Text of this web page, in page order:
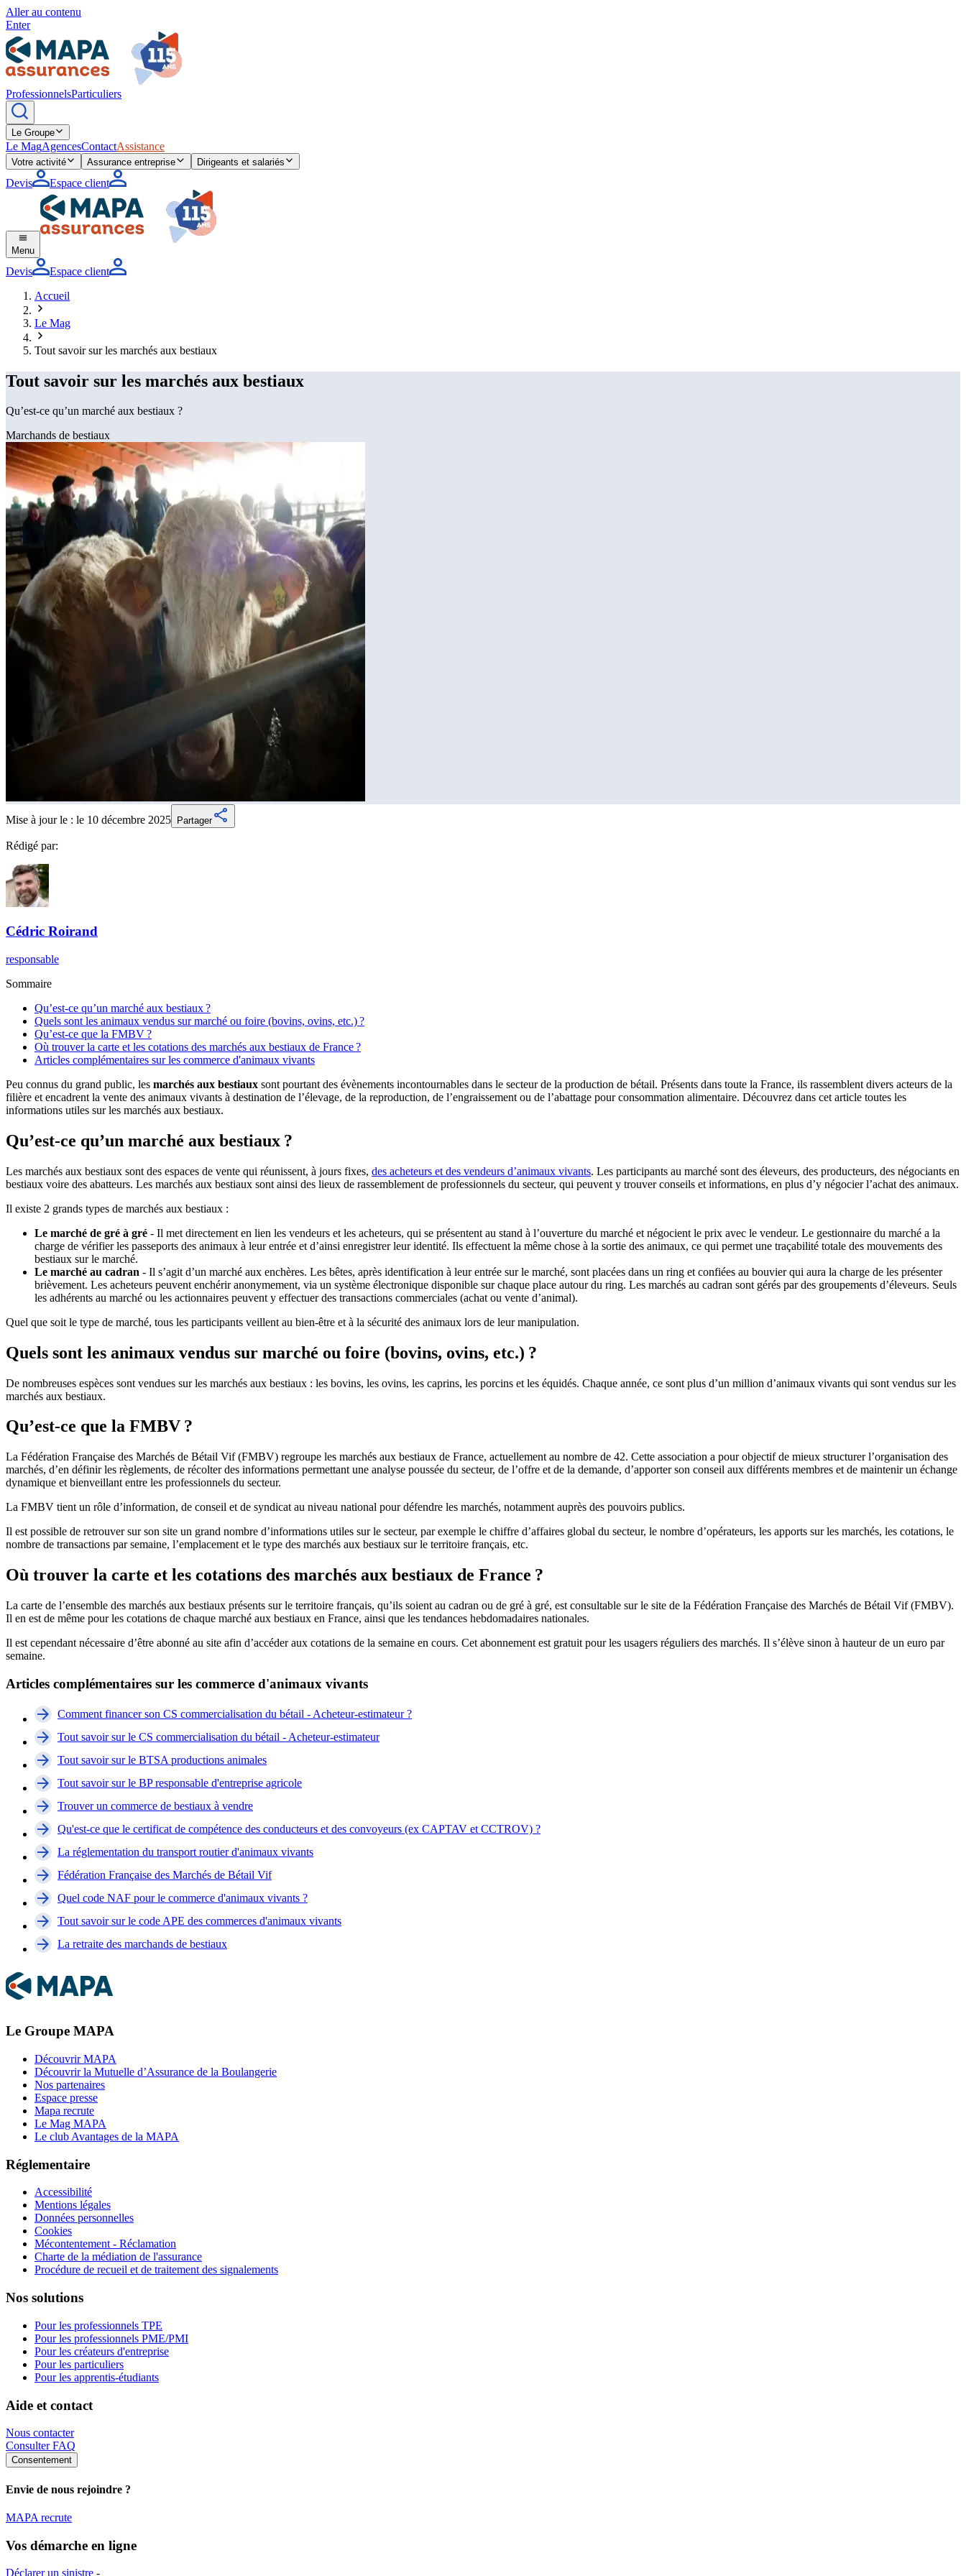
Aller au contenu
Enter
ProfessionnelsParticuliers
Le Groupe
Le MagAgencesContactAssistance
Votre activité Assurance entreprise Dirigeants et salariés
Devis Espace client
Menu
Devis
Espace client
Accueil
Le Mag
Tout savoir sur les marchés aux bestiaux
Tout savoir sur les marchés aux bestiaux
Qu’est-ce qu’un marché aux bestiaux ?
Marchands de bestiaux
Mise à jour le : le 10 décembre 2025 Partager
Rédigé par:
Cédric Roirand
responsable
Sommaire
Qu’est-ce qu’un marché aux bestiaux ?
Quels sont les animaux vendus sur marché ou foire (bovins, ovins, etc.) ?
Qu’est-ce que la FMBV ?
Où trouver la carte et les cotations des marchés aux bestiaux de France ?
Articles complémentaires sur les commerce d'animaux vivants
Peu connus du grand public, les marchés aux bestiaux sont pourtant des évènements incontournables dans le secteur de la production de bétail. Présents dans toute la France, ils rassemblent divers acteurs de la
filière et encadrent la vente des animaux vivants à destination de l’élevage, de la reproduction, de l’engraissement ou de l’abattage pour consommation alimentaire. Découvrez dans cet article toutes les
informations utiles sur les marchés aux bestiaux.
Qu’est-ce qu’un marché aux bestiaux ?
Les marchés aux bestiaux sont des espaces de vente qui réunissent, à jours fixes, des acheteurs et des vendeurs d’animaux vivants. Les participants au marché sont des éleveurs, des producteurs, des négociants en
bestiaux voire des abatteurs. Les marchés aux bestiaux sont ainsi des lieux de rassemblement de professionnels du secteur, qui peuvent y trouver conseils et informations, en plus d’y négocier l’achat des animaux.
Il existe 2 grands types de marchés aux bestiaux :
Le marché de gré à gré - Il met directement en lien les vendeurs et les acheteurs, qui se présentent au stand à l’ouverture du marché et négocient le prix avec le vendeur. Le gestionnaire du marché a la
charge de vérifier les passeports des animaux à leur entrée et d’ainsi enregistrer leur identité. Ils effectuent la même chose à la sortie des animaux, ce qui permet une traçabilité totale des mouvements des
bestiaux sur le marché.
Le marché au cadran - Il s’agit d’un marché aux enchères. Les bêtes, après identification à leur entrée sur le marché, sont placées dans un ring et confiées au bouvier qui aura la charge de les présenter
brièvement. Les acheteurs peuvent enchérir anonymement, via un système électronique disponible sur chaque place autour du ring. Les marchés au cadran sont gérés par des groupements d’éleveurs. Seuls
les adhérents au marché ou les actionnaires peuvent y effectuer des transactions commerciales (achat ou vente d’animal).
Quel que soit le type de marché, tous les participants veillent au bien-être et à la sécurité des animaux lors de leur manipulation.
Quels sont les animaux vendus sur marché ou foire (bovins, ovins, etc.) ?
De nombreuses espèces sont vendues sur les marchés aux bestiaux : les bovins, les ovins, les caprins, les porcins et les équidés. Chaque année, ce sont plus d’un million d’animaux vivants qui sont vendus sur les
marchés aux bestiaux.
Qu’est-ce que la FMBV ?
La Fédération Française des Marchés de Bétail Vif (FMBV) regroupe les marchés aux bestiaux de France, actuellement au nombre de 42. Cette association a pour objectif de mieux structurer l’organisation des
marchés, d’en définir les règlements, de récolter des informations permettant une analyse poussée du secteur, de l’offre et de la demande, d’apporter son conseil aux différents membres et de maintenir un échange
dynamique et bienveillant entre les professionnels du secteur.
La FMBV tient un rôle d’information, de conseil et de syndicat au niveau national pour défendre les marchés, notamment auprès des pouvoirs publics.
Il est possible de retrouver sur son site un grand nombre d’informations utiles sur le secteur, par exemple le chiffre d’affaires global du secteur, le nombre d’opérateurs, les apports sur les marchés, les cotations, le
nombre de transactions par semaine, l’emplacement et le type des marchés aux bestiaux sur le territoire français, etc.
Où trouver la carte et les cotations des marchés aux bestiaux de France ?
La carte de l’ensemble des marchés aux bestiaux présents sur le territoire français, qu’ils soient au cadran ou de gré à gré, est consultable sur le site de la Fédération Française des Marchés de Bétail Vif (FMBV).
Il en est de même pour les cotations de chaque marché aux bestiaux en France, ainsi que les tendances hebdomadaires nationales.
Il est cependant nécessaire d’être abonné au site afin d’accéder aux cotations de la semaine en cours. Cet abonnement est gratuit pour les usagers réguliers des marchés. Il s’élève sinon à hauteur de un euro par
semaine.
Articles complémentaires sur les commerce d'animaux vivants
Comment financer son CS commercialisation du bétail - Acheteur-estimateur ?
Tout savoir sur le CS commercialisation du bétail - Acheteur-estimateur
Tout savoir sur le BTSA productions animales
Tout savoir sur le BP responsable d'entreprise agricole
Trouver un commerce de bestiaux à vendre
Qu'est-ce que le certificat de compétence des conducteurs et des convoyeurs (ex CAPTAV et CCTROV) ?
La réglementation du transport routier d'animaux vivants
Fédération Française des Marchés de Bétail Vif
Quel code NAF pour le commerce d'animaux vivants ?
Tout savoir sur le code APE des commerces d'animaux vivants
La retraite des marchands de bestiaux
Le Groupe MAPA
Découvrir MAPA
Découvrir la Mutuelle d’Assurance de la Boulangerie
Nos partenaires
Espace presse
Mapa recrute
Le Mag MAPA
Le club Avantages de la MAPA
Réglementaire
Accessibilité
Mentions légales
Données personnelles
Cookies
Mécontentement - Réclamation
Charte de la médiation de l'assurance
Procédure de recueil et de traitement des signalements
Nos solutions
Pour les professionnels TPE
Pour les professionnels PME/PMI
Pour les créateurs d'entreprise
Pour les particuliers
Pour les apprentis-étudiants
Aide et contact
Nous contacter
Consulter FAQ
Consentement
Envie de nous rejoindre ?
MAPA recrute
Vos démarche en ligne
Déclarer un sinistre -